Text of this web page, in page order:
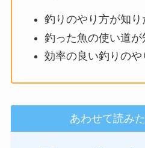
釣りのやり方が知り
釣った魚の使い道が
効率の良い釣りの
あわせて読み